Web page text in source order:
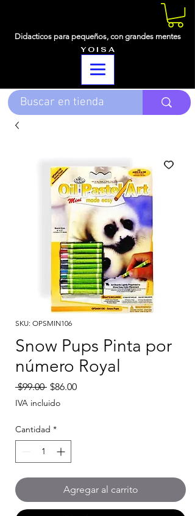
Didacticos para pequeños, con grandes mentes
Y O I S A
SKU: OPSMIN106
Snow Pups Pinta por
número Royal
$99.00 Precio
$86.00Precio
IVA incluido
Cantidad *
Agregar al carrito